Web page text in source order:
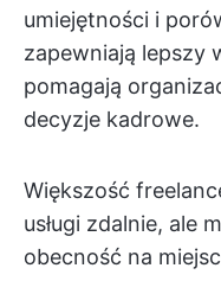
umiejętności i
zapewniają lepszy
pomagają
decyzje kadrowe.
Większość
usługi zdalnie, ale
obecność na